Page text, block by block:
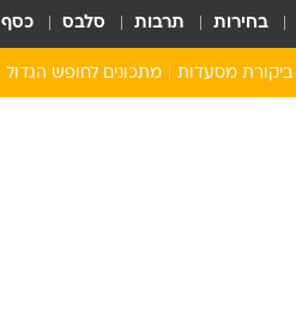
בחירות תרבות סלבס כסף
ביקורת מסעדות מתכונים לחופש הגדול